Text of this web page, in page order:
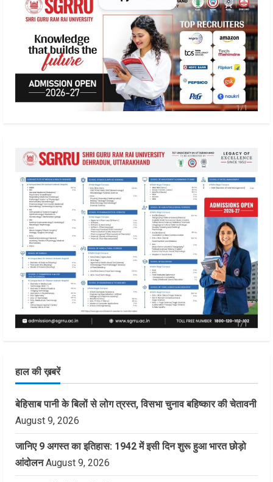
हाल की ख़बरें
बेहिसाब पानी के बिलों से लोग त्रस्त, विसभा चुनाव बहिष्कार की चेतावनी
August 9, 2026
जानिए 9 अगस्त का इतिहास: 1942 में इसी दिन शुरू हुआ भारत छोड़ो
आंदोलन August 9, 2026